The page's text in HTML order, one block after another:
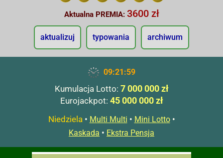
Aktualna PREMIA: 3600 zł
aktualizuj typowania archiwum
09:22:00
Kumulacja Lotto: 7 000 000 zł
Eurojackpot: 45 000 000 zł
Niedziela• Multi Multi • Mini Lotto•
Kaskada • Ekstra Pensja